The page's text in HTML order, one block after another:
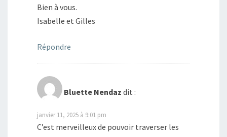
Bien à vous.
Isabelle et Gilles
Répondre
Bluette Nendaz dit :
janvier 11, 2025 à 9:01 pm
C’est merveilleux de pouvoir traverser les